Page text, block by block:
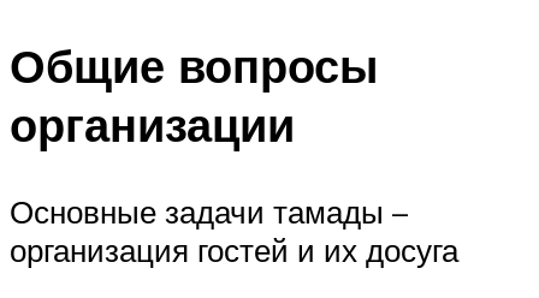
Общие вопросы
организации
Основные задачи тамады –
организация гостей и их досуга